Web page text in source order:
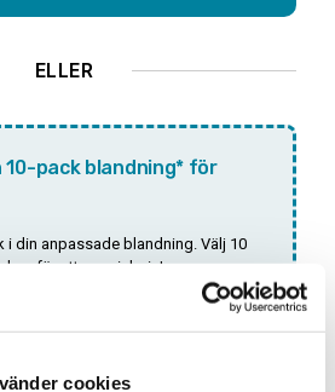
cookies
ELLER
10-pack blandning* för
i din anpassade blandning. Välj 10
för ett specialpris!
BLANDNINGEN